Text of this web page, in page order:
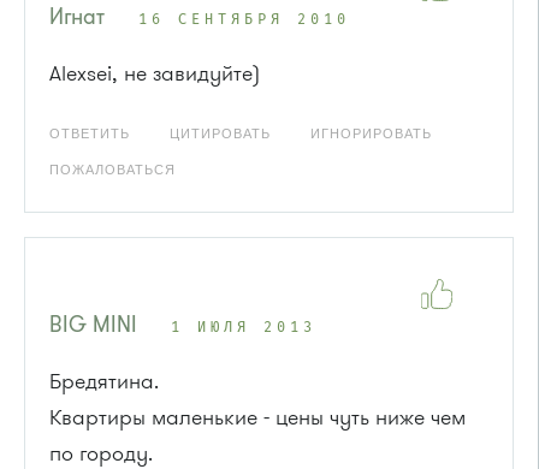
Игнат 16 СЕНТЯБРЯ 2010
Alexsei, не завидуйте)
ОТВЕТИТЬ ЦИТИРОВАТЬ ИГНОРИРОВАТЬ
ПОЖАЛОВАТЬСЯ
BIG MINI 1 ИЮЛЯ 2013
Бредятина.
Квартиры маленькие - цены чуть ниже чем
по городу.